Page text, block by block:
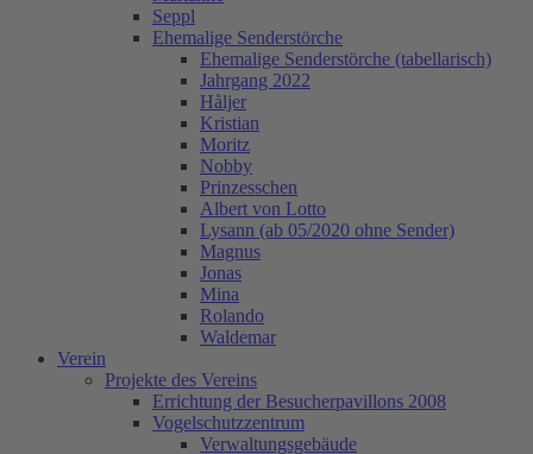
Seppl
Ehemalige Senderstörche
Ehemalige Senderstörche (tabellarisch)
Jahrgang 2022
Håljer
Kristian
Moritz
Nobby
Prinzesschen
Albert von Lotto
Lysann (ab 05/2020 ohne Sender)
Magnus
Jonas
Mina
Rolando
Waldemar
Verein
Projekte des Vereins
Errichtung der Besucherpavillons 2008
Vogelschutzzentrum
Verwaltungsgebäude